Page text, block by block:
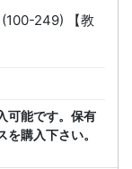
249) 【教
可能です。保有
購入下さい。